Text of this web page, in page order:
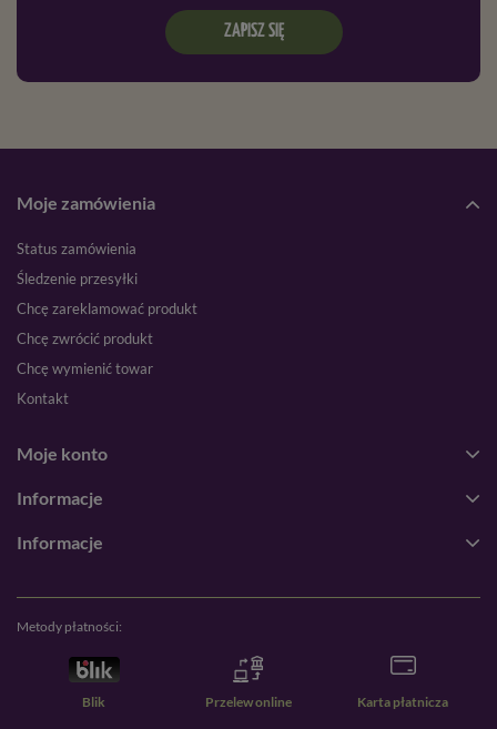
ZAPISZ SIĘ
Moje zamówienia
Status zamówienia
Śledzenie przesyłki
Chcę zareklamować produkt
Chcę zwrócić produkt
Chcę wymienić towar
Kontakt
Moje konto
Informacje
Informacje
Metody płatności:
Blik Przelew online Karta płatnicza